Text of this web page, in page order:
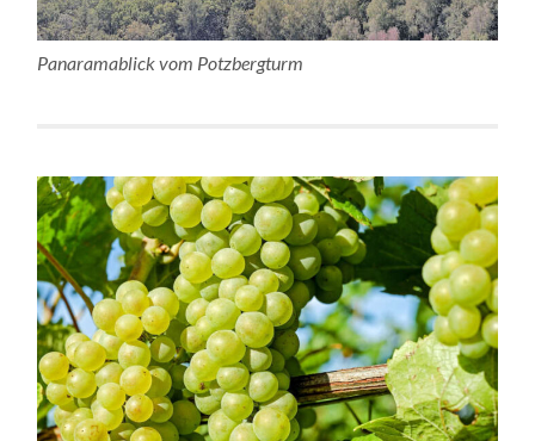
Panaramablick vom Potzbergturm